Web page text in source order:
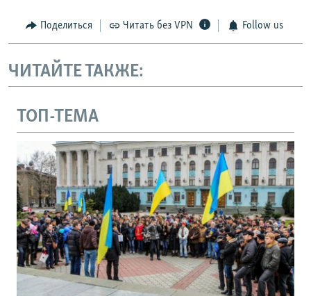
Поделиться Читать без VPN Follow us
ЧИТАЙТЕ ТАКЖЕ:
ТОП-ТЕМА